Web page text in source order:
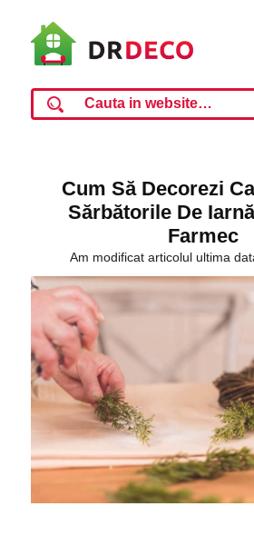
Cum Să Decorezi
Sărbătorile De
Farmec
Am modificat articolul ultima